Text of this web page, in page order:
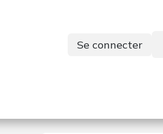
Se connecter